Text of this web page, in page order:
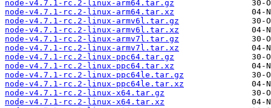
node-v4.7.1-rc.2-linux-arm64.tar.gz
node-v4.7.1-rc.2-linux-arm64.tar.xz
node-v4.7.1-rc.2-linux-armv6l.tar.gz
node-v4.7.1-rc.2-linux-armv6l.tar.xz
node-v4.7.1-rc.2-linux-armv7l.tar.gz
node-v4.7.1-rc.2-linux-armv7l.tar.xz
node-v4.7.1-rc.2-linux-ppc64.tar.gz
node-v4.7.1-rc.2-linux-ppc64.tar.xz
node-v4.7.1-rc.2-linux-ppc64le.tar.gz
node-v4.7.1-rc.2-linux-ppc64le.tar.xz
node-v4.7.1-rc.2-linux-x64.tar.gz
node-v4.7.1-rc.2-linux-x64.tar.xz